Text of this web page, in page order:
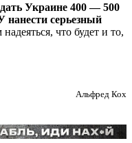
Украине 400 — 500
серьезный
надеяться, что будет и то,
Альфред Кох